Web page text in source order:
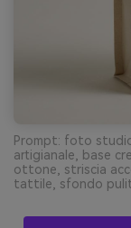
Prompt: foto
artigianale, base
ottone, striscia
tattile, sfondo